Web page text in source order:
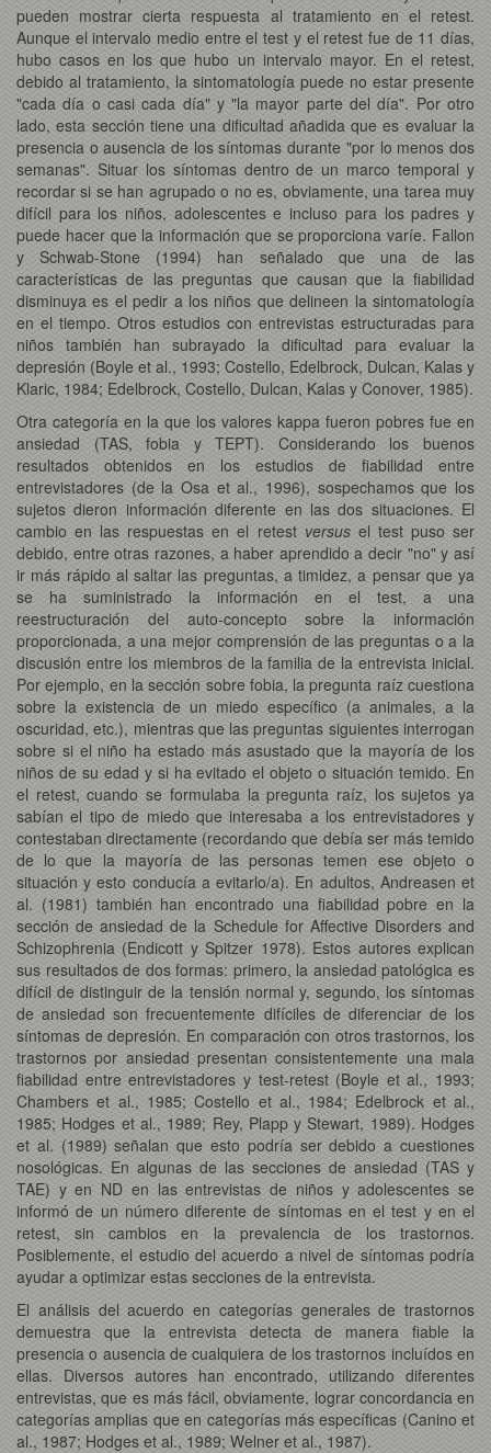
pueden mostrar cierta respuesta al tratamiento en el retest.
Aunque el intervalo medio entre el test y el retest fue de 11 días,
hubo casos en los que hubo un intervalo mayor. En el retest,
debido al tratamiento, la sintomatología puede no estar presente
"cada día o casi cada día" y "la mayor parte del día". Por otro
lado, esta sección tiene una dificultad añadida que es evaluar la
presencia o ausencia de los síntomas durante "por lo menos dos
semanas". Situar los síntomas dentro de un marco temporal y
recordar si se han agrupado o no es, obviamente, una tarea muy
difícil para los niños, adolescentes e incluso para los padres y
puede hacer que la información que se proporciona varíe. Fallon
y Schwab-Stone (1994) han señalado que una de las
características de las preguntas que causan que la fiabilidad
disminuya es el pedir a los niños que delineen la sintomatología
en el tiempo. Otros estudios con entrevistas estructuradas para
niños también han subrayado la dificultad para evaluar la
depresión (Boyle et al., 1993; Costello, Edelbrock, Dulcan, Kalas y
Klaric, 1984; Edelbrock, Costello, Dulcan, Kalas y Conover, 1985).
Otra categoría en la que los valores kappa fueron pobres fue en
ansiedad (TAS, fobia y TEPT). Considerando los buenos
resultados obtenidos en los estudios de fiabilidad entre
entrevistadores (de la Osa et al., 1996), sospechamos que los
sujetos dieron información diferente en las dos situaciones. El
cambio en las respuestas en el retest versusel test puso ser
debido, entre otras razones, a haber aprendido a decir "no" y así
ir más rápido al saltar las preguntas, a timidez, a pensar que ya
se ha suministrado la información en el test, a una
reestructuración del auto-concepto sobre la información
proporcionada, a una mejor comprensión de las preguntas o a la
discusión entre los miembros de la familia de la entrevista inicial.
Por ejemplo, en la sección sobre fobia, la pregunta raíz cuestiona
sobre la existencia de un miedo específico (a animales, a la
oscuridad, etc.), mientras que las preguntas siguientes interrogan
sobre si el niño ha estado más asustado que la mayoría de los
niños de su edad y si ha evitado el objeto o situación temido. En
el retest, cuando se formulaba la pregunta raíz, los sujetos ya
sabían el tipo de miedo que interesaba a los entrevistadores y
contestaban directamente (recordando que debía ser más temido
de lo que la mayoría de las personas temen ese objeto o
situación y esto conducía a evitarlo/a). En adultos, Andreasen et
al. (1981) también han encontrado una fiabilidad pobre en la
sección de ansiedad de la Schedule for Affective Disorders and
Schizophrenia (Endicott y Spitzer 1978). Estos autores explican
sus resultados de dos formas: primero, la ansiedad patológica es
difícil de distinguir de la tensión normal y, segundo, los síntomas
de ansiedad son frecuentemente difíciles de diferenciar de los
síntomas de depresión. En comparación con otros trastornos, los
trastornos por ansiedad presentan consistentemente una mala
fiabilidad entre entrevistadores y test-retest (Boyle et al., 1993;
Chambers et al., 1985; Costello et al., 1984; Edelbrock et al.,
1985; Hodges et al., 1989; Rey, Plapp y Stewart, 1989). Hodges
et al. (1989) señalan que esto podría ser debido a cuestiones
nosológicas. En algunas de las secciones de ansiedad (TAS y
TAE) y en ND en las entrevistas de niños y adolescentes se
informó de un número diferente de síntomas en el test y en el
retest, sin cambios en la prevalencia de los trastornos.
Posiblemente, el estudio del acuerdo a nivel de síntomas podría
ayudar a optimizar estas secciones de la entrevista.
El análisis del acuerdo en categorías generales de trastornos
demuestra que la entrevista detecta de manera fiable la
presencia o ausencia de cualquiera de los trastornos incluídos en
ellas. Diversos autores han encontrado, utilizando diferentes
entrevistas, que es más fácil, obviamente, lograr concordancia en
categorías amplias que en categorías más específicas (Canino et
al., 1987; Hodges et al., 1989; Welner et al., 1987).